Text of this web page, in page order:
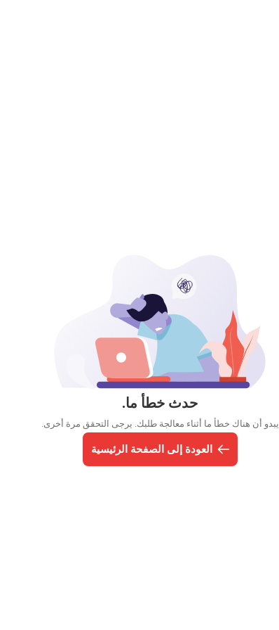
حدث خطأ ما.
يبدو أن هناك خطأ ما أثناء معالجة طلبك. يرجى التحقق مرة أخرى.
العودة إلى الصفحة الرئيسية